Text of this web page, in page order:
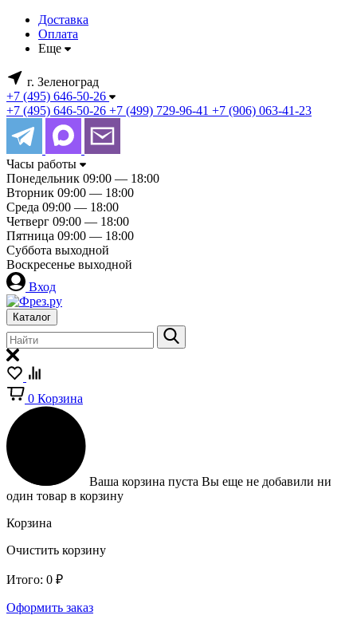
Доставка
Оплата
Еще
г. Зеленоград
+7 (495) 646-50-26
+7 (495) 646-50-26 +7 (499) 729-96-41 +7 (906) 063-41-23
Часы работы
Понедельник 09:00 — 18:00
Вторник 09:00 — 18:00
Среда 09:00 — 18:00
Четверг 09:00 — 18:00
Пятница 09:00 — 18:00
Суббота выходной
Воскресенье выходной
Вход
Каталог
0 Корзина
Ваша корзина пуста Вы еще не добавили ни
один товар в корзину
Корзина
Очистить корзину
Итого: 0 ₽
Оформить заказ